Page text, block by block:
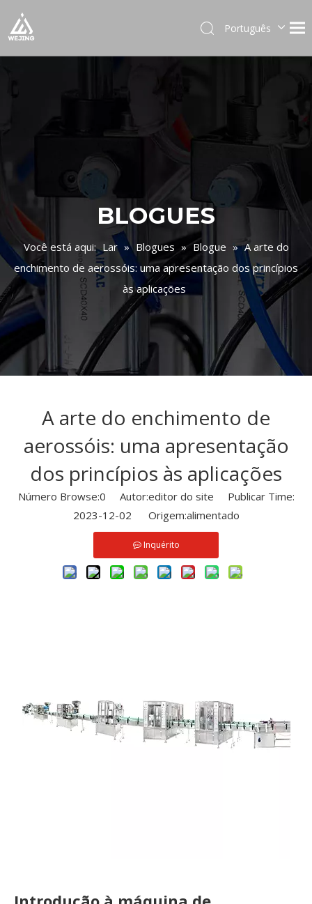
Português
Pусский
Deutsch
Italiano
日本語
한국어
BLOGUES
Você está aqui: Lar » Blogues » Blogue » A arte do
enchimento de aerossóis: uma apresentação dos princípios
às aplicações
A arte do enchimento de
aerossóis: uma apresentação
dos princípios às aplicações
Número Browse:0 Autor:editor do site Publicar Time:
2023-12-02 Origem:alimentado
Inquérito